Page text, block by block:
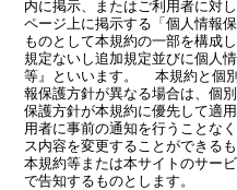
内に掲示、またはご利用者に対
ページ上に掲示する「個人情報
ものとして本規約の一部を構成
規定ないし追加規定並びに個人
等』といいます。 本規約と個
報保護方針が異なる場合は、個
保護方針が本規約に優先して適
用者に事前の通知を行うことな
ス内容を変更することができる
本規約等または本サイトのサー
で告知するものとします。